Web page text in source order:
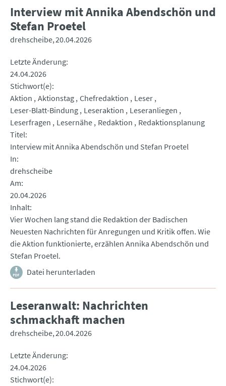
Interview mit Annika Abendschön und
Stefan Proetel
drehscheibe 20.04.2026
Letzte Änderung
24.04.2026
Stichwort(e)
Aktion Aktionstag Chefredaktion
Leser
Leser-Blatt-Bindung Leseraktion
Leseranliegen
Leserfragen
Lesernähe Redaktion
Redaktionsplanung
Titel
Interview mit Annika Abendschön und Stefan Proetel
In
drehscheibe
Am
20.04.2026
Inhalt
Vier Wochen lang stand die Redaktion der Badischen
Neuesten Nachrichten für Anregungen und Kritik offen. Wie
die Aktion funktionierte, erzählen Annika Abendschön und
Stefan Proetel.
Datei herunterladen
Leseranwalt: Nachrichten
schmackhaft machen
drehscheibe 20.04.2026
Letzte Änderung
24.04.2026
Stichwort(e)